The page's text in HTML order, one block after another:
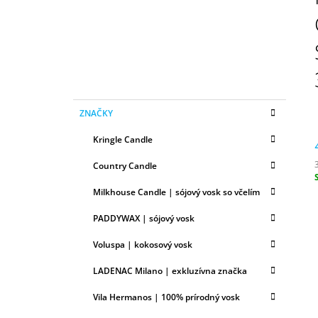
kategórie
K
AZNAČKY
Kringle Candle
Country Candle
Milkhouse Candle | sójový vosk so včelím
PADDYWAX | sójový vosk
Voluspa | kokosový vosk
LADENAC Milano | exkluzívna značka
Vila Hermanos | 100% prírodný vosk